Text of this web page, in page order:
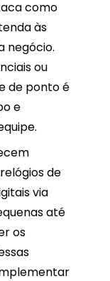
como
às
negócio.
ou
de ponto é
e
de
via
até
os